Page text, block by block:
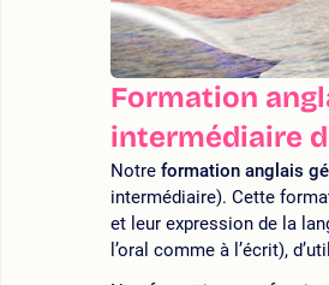
Formation
intermédiaire
Notre formation anglais
intermédiaire). Cette
et leur expression de la
l’oral comme à l’écrit),